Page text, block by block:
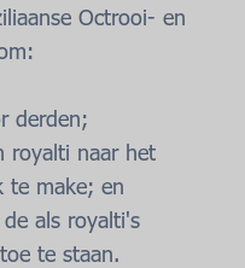
Octrooi- en
derden;
royalti naar het
te make; en
als royalti's
te staan.